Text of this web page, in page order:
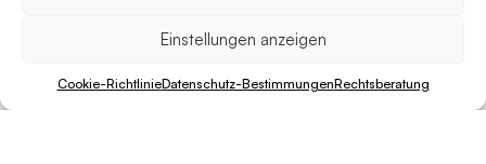
Einstellungen anzeigen
Cookie-RichtlinieDatenschutz-BestimmungenRechtsberatung
Nützliche Informationen